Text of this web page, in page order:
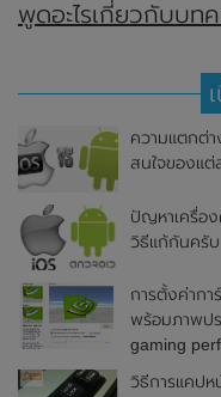
พูดอะไรเกี่ยวกับบท
ความแตกต่
สนใจของแต่
ปัญหาเครื่อง
วิธีแก้กันครับ
การตั้งค่ากา
พร้อมภาพป
gaming
วิธีการแคป